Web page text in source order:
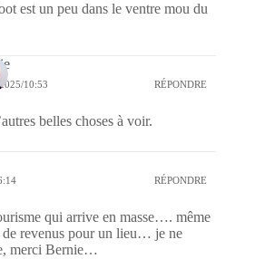
est un peu dans le ventre mou du
10:53 RÉPONDRE
belles choses à voir.
RÉPONDRE
qui arrive en masse…. même
de revenus pour un lieu… je ne
merci Bernie…